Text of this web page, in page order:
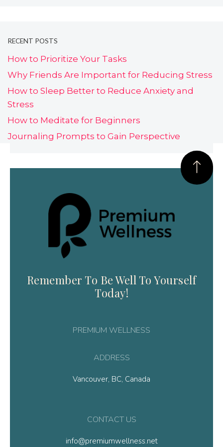
RECENT POSTS
How to Prioritize Your Tasks
Why Friends Are Important for Reducing Stress
How to Sleep Better to Reduce Anxiety and
Stress
How to Meditate for Beginners
Journaling Prompts to Gain Perspective
Remember To Be Well To Yourself
Today!
PREMIUM WELLNESS
ADDRESS
Vancouver, BC, Canada
CONTACT US
info@premiumwellness.net